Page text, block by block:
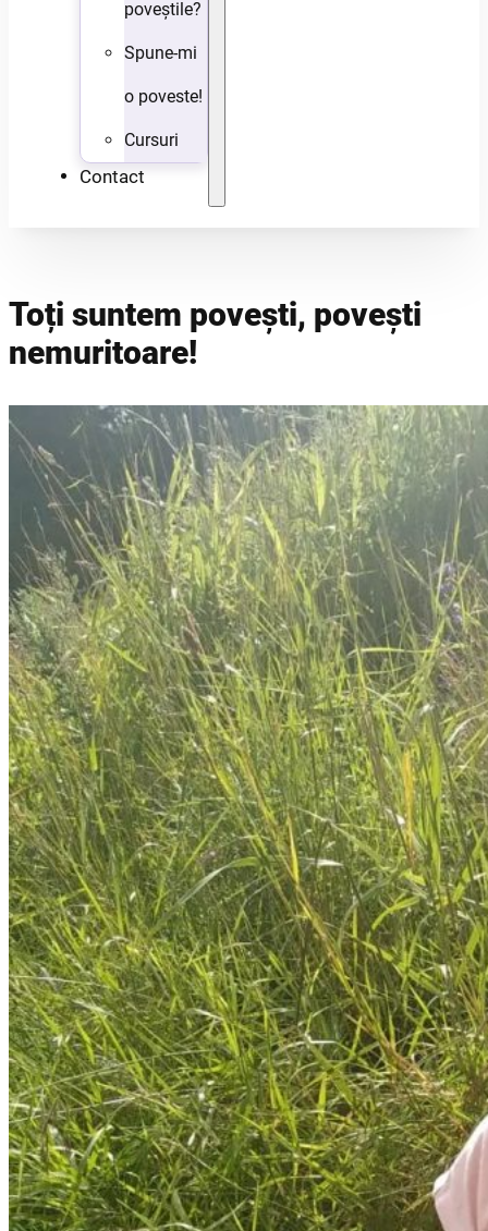
poveștile?
Spune-mi
o poveste!
Cursuri
Contact
Toți suntem povești, povești
nemuritoare!